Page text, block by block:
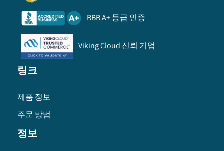
BBB A+ 등급 인증
Viking Cloud 신뢰 기업
링크
제품 정보
주문 방법
정보